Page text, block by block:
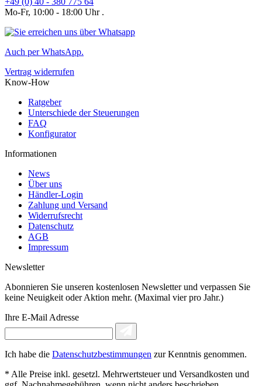
Mo-Fr, 10:00 - 18:00 Uhr .
Auch per WhatsApp.
Vertrag widerrufen
Know-How
Ratgeber
Unterschiede der Steuerungen
FAQ
Konfigurator
Informationen
News
Über uns
Händler-Login
Zahlung und Versand
Widerrufsrecht
Datenschutz
AGB
Impressum
Newsletter
Abonnieren Sie unseren kostenlosen Newsletter und verpassen Sie
keine Neuigkeit oder Aktion mehr. (Maximal vier pro Jahr.)
Ihre E-Mail Adresse
Ich habe die Datenschutzbestimmungen zur Kenntnis genommen.
* Alle Preise inkl. gesetzl. Mehrwertsteuer und Versandkosten und